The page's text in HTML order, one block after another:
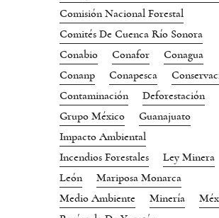
Comisión Nacional Forestal
Comités De Cuenca Río Sonora
Conabio
Conafor
Conagua
Conanp
Conapesca
Contaminación
Deforestación
Grupo México
Guanajuato
Impacto Ambiental
Incendios Forestales
Ley Minera
León
Mariposa Monarca
Medio Ambiente
Minería